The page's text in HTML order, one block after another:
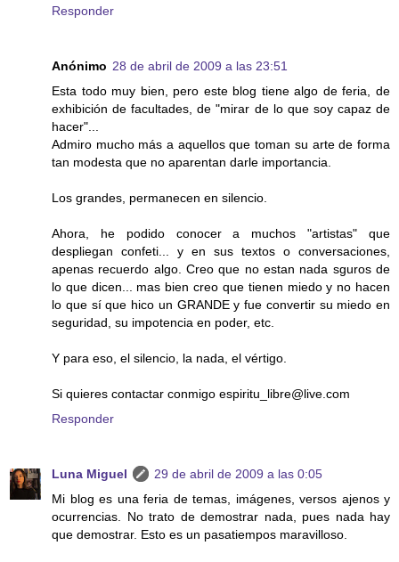
Responder
Anónimo 28 de abril de 2009 a las 23:51
Esta todo muy bien, pero este blog tiene algo de feria, de
exhibición de facultades, de "mirar de lo que soy capaz de
hacer"...
Admiro mucho más a aquellos que toman su arte de forma
tan modesta que no aparentan darle importancia.
Los grandes, permanecen en silencio.
Ahora, he podido conocer a muchos "artistas" que
despliegan confeti... y en sus textos o conversaciones,
apenas recuerdo algo. Creo que no estan nada sguros de
lo que dicen... mas bien creo que tienen miedo y no hacen
lo que sí que hico un GRANDE y fue convertir su miedo en
seguridad, su impotencia en poder, etc.
Y para eso, el silencio, la nada, el vértigo.
Si quieres contactar conmigo espiritu_libre@live.com
Responder
Luna Miguel
29 de abril de 2009 a las 0:05
Mi blog es una feria de temas, imágenes, versos ajenos y
ocurrencias. No trato de demostrar nada, pues nada hay
que demostrar. Esto es un pasatiempos maravilloso.